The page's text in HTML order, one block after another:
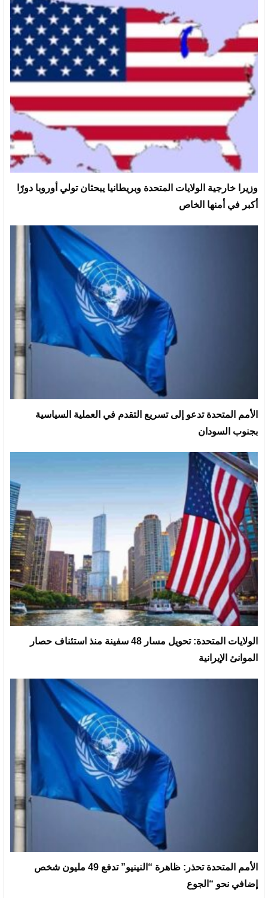
وزيرا خارجية الولايات المتحدة وبريطانيا يبحثان تولي أوروبا دورًا
أكبر في أمنها الخاص
الأمم المتحدة تدعو إلى تسريع التقدم في العملية السياسية
بجنوب السودان
الولايات المتحدة: تحويل مسار 48 سفينة منذ استئناف حصار
الموانئ الإيرانية
الأمم المتحدة تحذر: ظاهرة “النينيو” تدفع 49 مليون شخص
إضافي نحو “الجوع